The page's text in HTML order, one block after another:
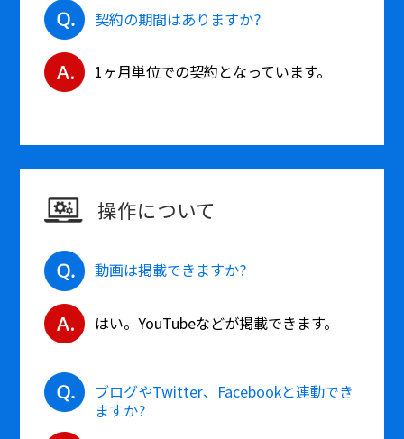
契約の期間はありますか?
1ヶ月単位での契約となっています。
操作について
動画は掲載できますか?
はい。YouTubeなどが掲載できます。
ブログやTwitter、Facebookと連動でき
ますか?